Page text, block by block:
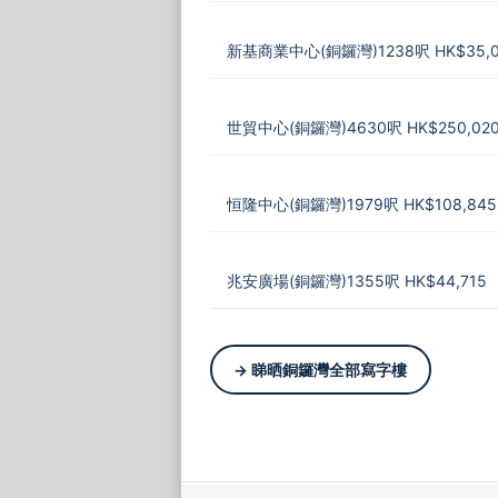
新基商業中心(銅鑼灣)1238呎
世貿中心(銅鑼灣)4630呎
恒隆中心(銅鑼灣)1979呎 HK$108,845
兆安廣場(銅鑼灣)1355呎 HK$44,715
→ 睇晒銅鑼灣全部寫字樓